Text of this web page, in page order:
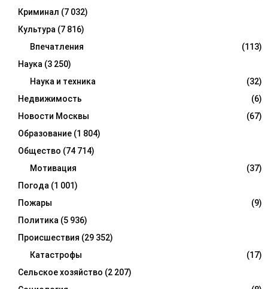
Криминал (7 032)
Культура (7 816)
Впечатления
(113)
Наука (3 250)
Наука и техника
(32)
Недвижимость
(6)
Новости Москвы
(67)
Образование (1 804)
Общество (74 714)
Мотивация
(37)
Погода (1 001)
Пожары
(9)
Политика (5 936)
Происшествия (29 352)
Катастрофы
(17)
Сельское хозяйство (2 207)